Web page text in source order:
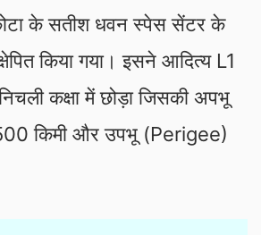
के सतीश धवन स्पेस सेंटर के
किया गया। इसने आदित्य L1
कक्षा में छोड़ा जिसकी अपभू
किमी और उपभू (Perigee)